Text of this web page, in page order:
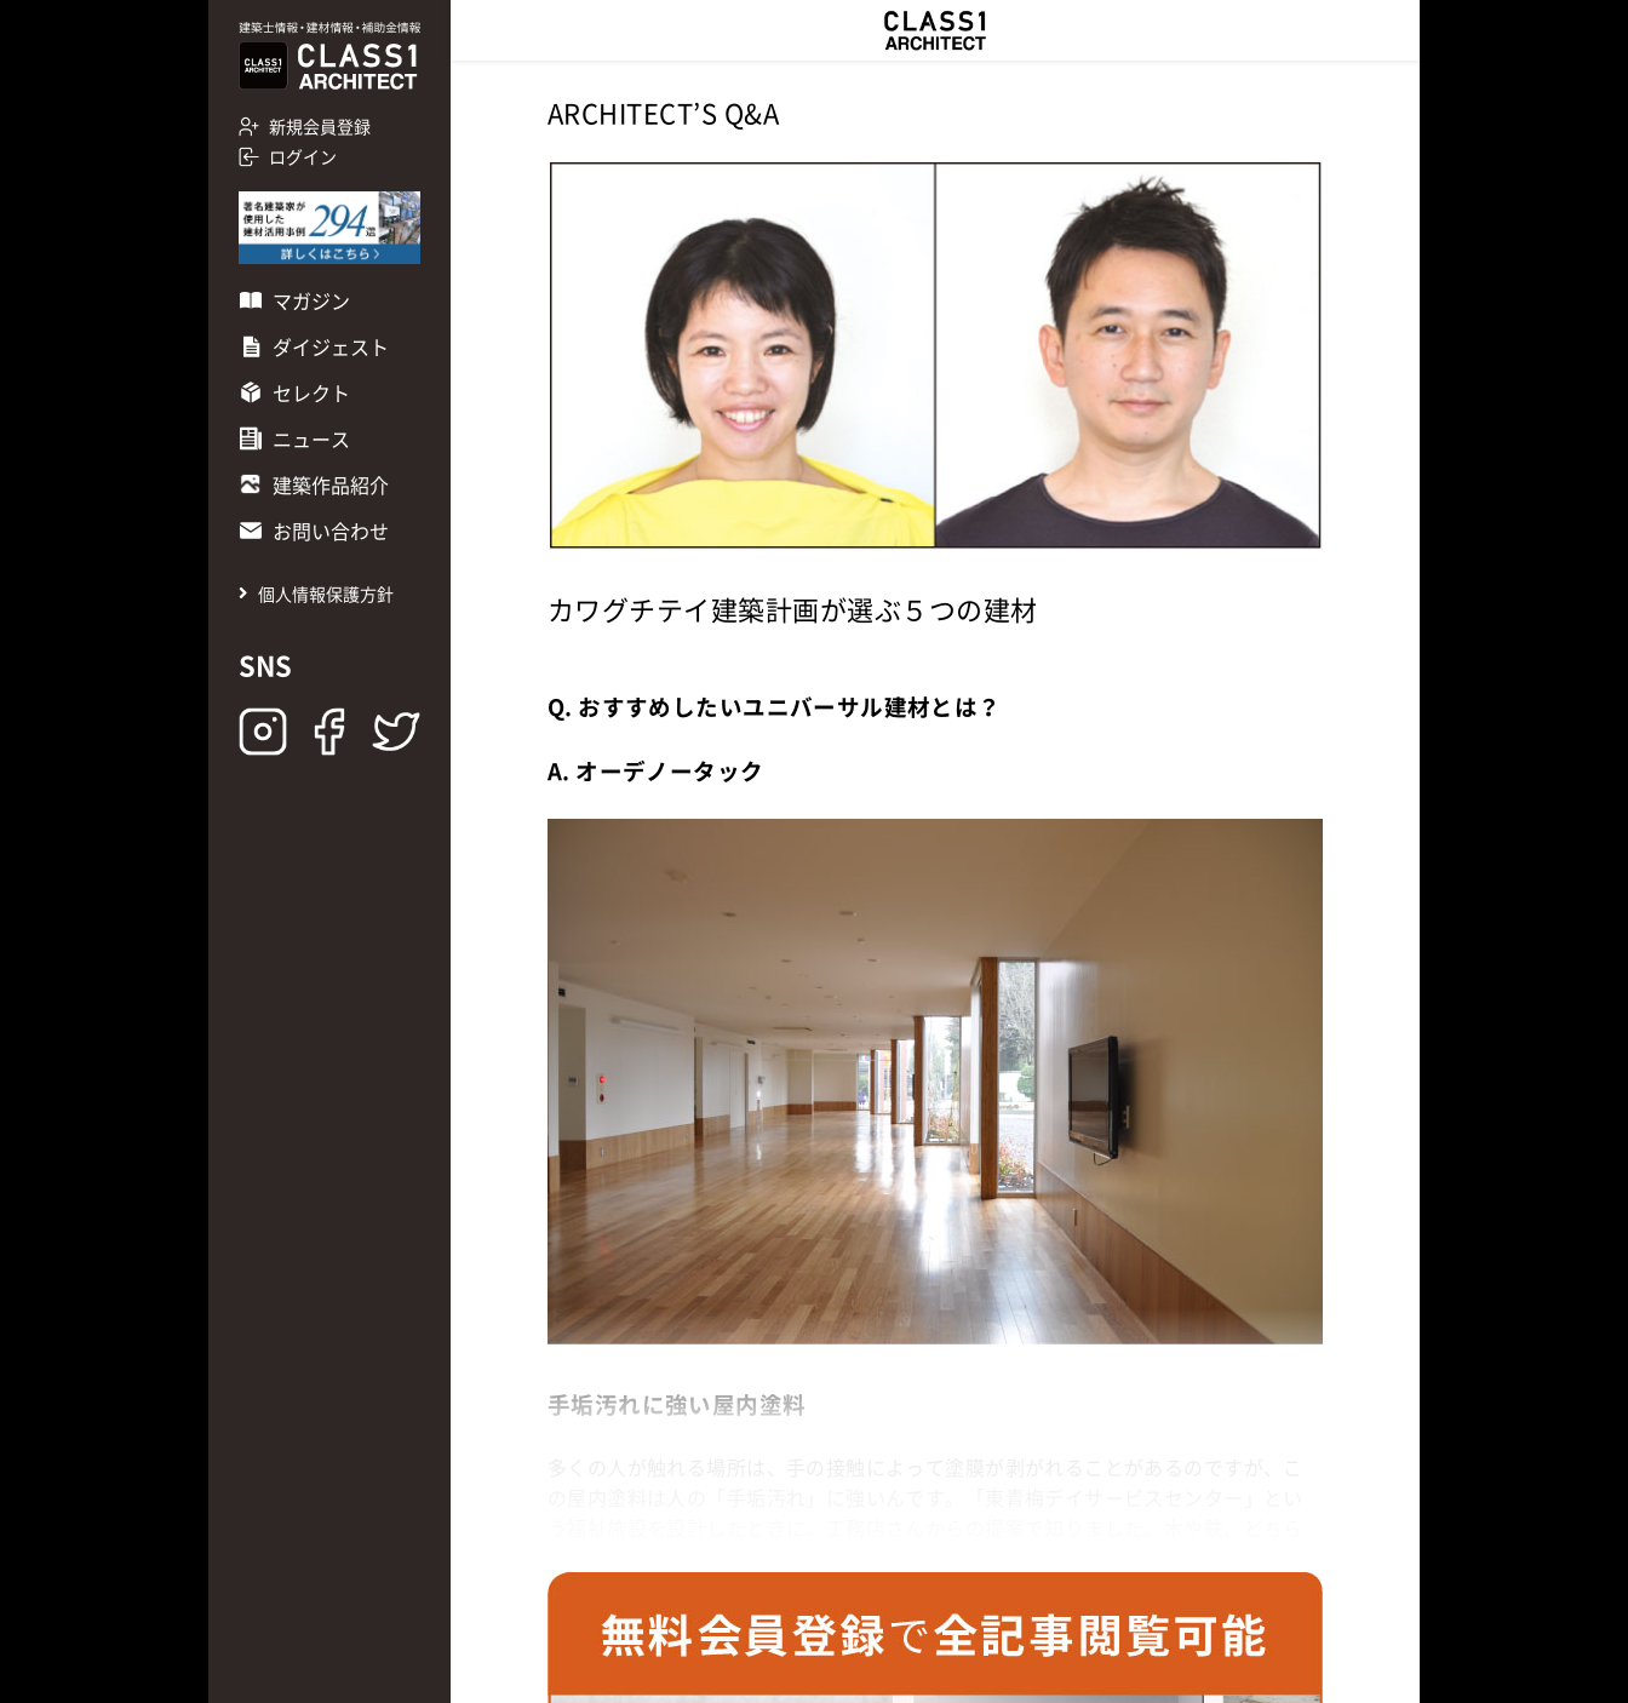
新規会員登録
ログイン
マガジン
ダイジェスト
セレクト
ニュース
建築作品紹介
お問い合わせ
個人情報保護方針
SNS
ARCHITECT’S Q&A
カワグチテイ建築計画が選ぶ５つの建材
Q. おすすめしたいユニバーサル建材とは？
A. オーデノータック
手垢汚れに強い屋内塗料
色も可能で、塗ってみると「ノータック」という名前のとおり、粘着性（タック）が
なく、とても良い質感でした。評判通り、10年以上経っても全然汚れが気にならない
のはすごいですね。特に公共施設や福祉施設など、人の手が触れやすい場所にはこの